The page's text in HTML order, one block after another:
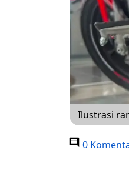
Ilustrasi
0